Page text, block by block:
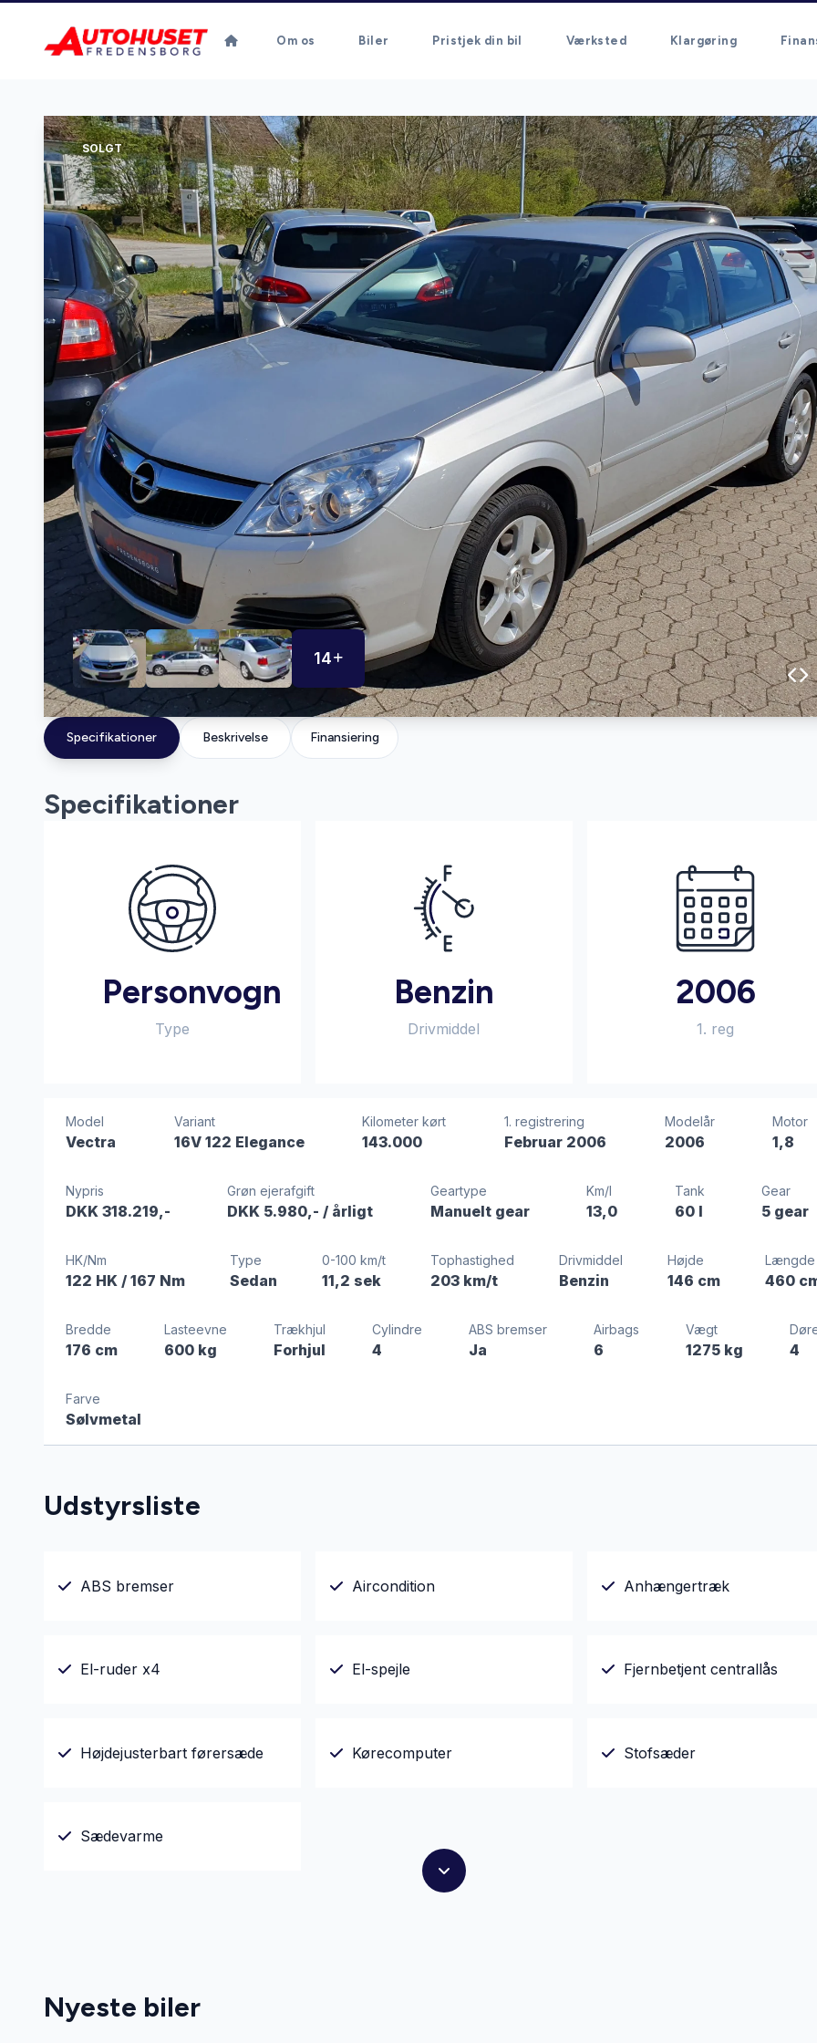
Om os Biler Pristjek din bil Værksted Klargøring
SOLGT
14
Specifikationer Beskrivelse Finansiering
Specifikationer
Personvogn
Type
Benzin
Drivmiddel
2006
1. reg
Model
Vectra
Variant
16V 122 Elegance
Kilometer kørt
143.000
1. registrering
Februar 2006
Modelår
2006
Motor
1,8
Nypris
DKK 318.219,-
Grøn ejerafgift
DKK 5.980,-/ årligt
Geartype
Manuelt gear
Km/l
13,0
Tank
60 l
Gear
5 gear
HK/Nm
122 HK / 167 Nm
Type
Sedan
0-100 km/t
11,2 sek
Tophastighed
203 km/t
Drivmiddel
Benzin
Højde
146 cm
Længde
460
Bredde
176 cm
Lasteevne
600 kg
Trækhjul
Forhjul
Cylindre
4
ABS bremser
Ja
Airbags
6
Vægt
1275 kg 4
Farve
Sølvmetal
Udstyrsliste
ABS bremser Aircondition Anhængertræk
El-ruder x4 El-spejle Fjernbetjent centrallås
Højdejusterbart førersæde Kørecomputer Stofsæder
Sædevarme
Nyeste biler